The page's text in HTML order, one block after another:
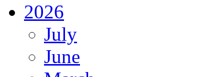
2026
July
June